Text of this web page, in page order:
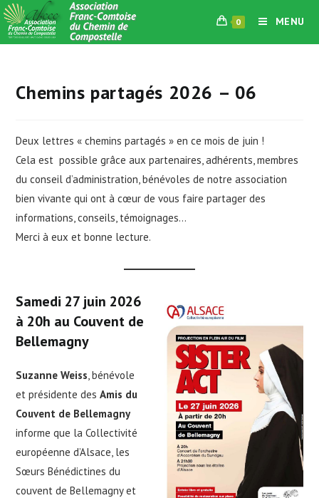
Skip
to
content
0 MENU
Chemins partagés 2026 – 06
Deux lettres « chemins partagés » en ce mois de juin !
Cela est possible grâce aux partenaires, adhérents, membres
du conseil d’administration, bénévoles de notre association
bien vivante qui ont à cœur de vous faire partager des
informations, conseils, témoignages…
Merci à eux et bonne lecture.
Samedi 27 juin 2026
à 20h au Couvent de
Bellemagny
Suzanne Weiss, bénévole
et présidente desAmis du
Couvent de Bellemagny
informe que la Collectivité
européenne d’Alsace, les
Sœurs Bénédictines du
couvent de Bellemagny et